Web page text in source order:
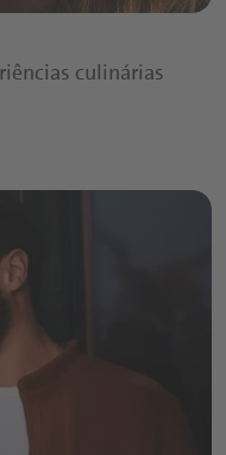
culinárias